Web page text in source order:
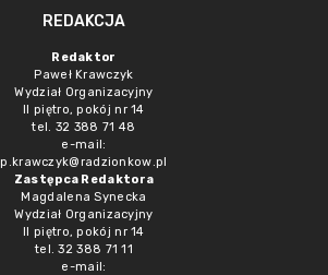
REDAKCJA
Redaktor
Paweł Krawczyk
Wydział Organizacyjny
II piętro, pokój nr 14
tel. 32 388 71 48
e-mail:
p.krawczyk@radzionkow.pl
Zastępca Redaktora
Magdalena Synecka
Wydział Organizacyjny
II piętro, pokój nr 14
tel. 32 388 71 11
e-mail: